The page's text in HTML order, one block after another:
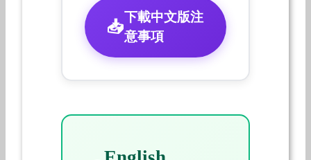
下載中文版注
意事項